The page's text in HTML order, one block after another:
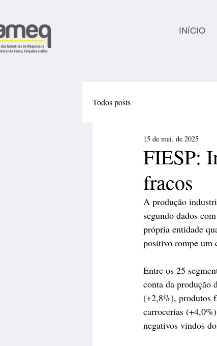
INÍCIO
Todos posts
FIESP:
fracos
15 de mai. de 2025
A produção
segundo dados
própria entidade
positivo rompe um
Entre os 25
conta da produção
(+2,8%), produtos
carrocerias
negativos vindos